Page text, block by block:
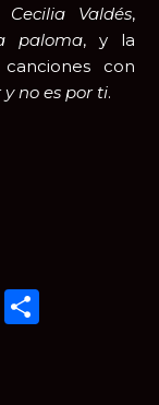
Cecilia Valdés,
paloma, y la
con
y no es por ti.